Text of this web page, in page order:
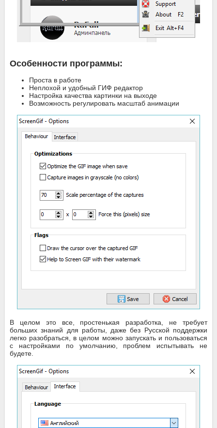
Особенности программы:
Проста в работе
Неплохой и удобный ГИФ редактор
Настройка качества картинки на выходе
Возможность регулировать масштаб анимации
В целом это все, простенькая разработка, не требует
больших знаний для работы, даже без Русской поддержки
легко разобраться, в целом можно запускать и пользоваться
с настройками по умолчанию, проблем испытывать не
будете.